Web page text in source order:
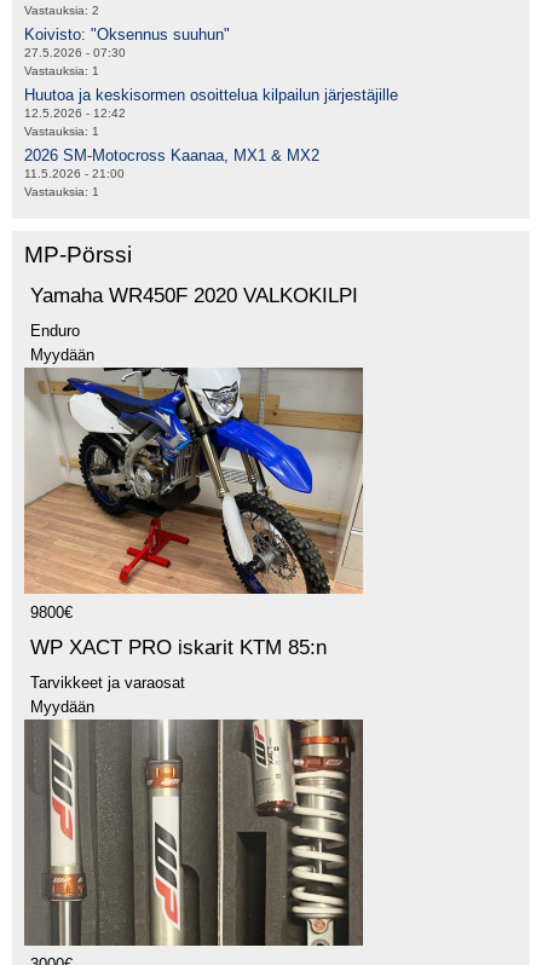
Vastauksia: 2
Koivisto: "Oksennus suuhun"
27.5.2026 - 07:30
Vastauksia: 1
Huutoa ja keskisormen osoittelua kilpailun järjestäjille
12.5.2026 - 12:42
Vastauksia: 1
2026 SM-Motocross Kaanaa, MX1 & MX2
11.5.2026 - 21:00
Vastauksia: 1
MP-Pörssi
Yamaha WR450F 2020 VALKOKILPI
Enduro
Myydään
9800€
WP XACT PRO iskarit KTM 85:n
Tarvikkeet ja varaosat
Myydään